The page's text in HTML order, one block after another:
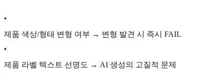
•
제품 색상/형태 변형 여부 → 변형 발견 시 즉시 FAIL
•
제품 라벨 텍스트 선명도 → AI 생성의 고질적 문제